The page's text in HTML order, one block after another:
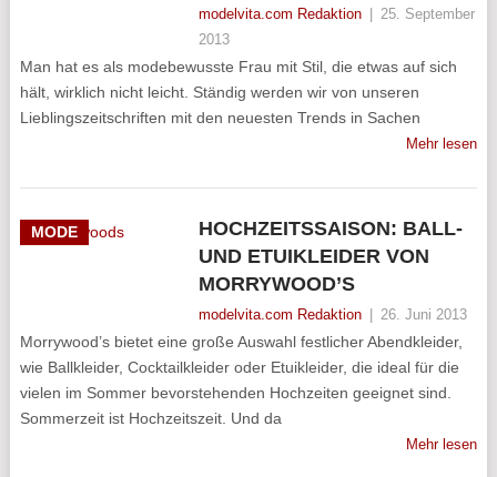
modelvita.com Redaktion
25. September
2013
Man hat es als modebewusste Frau mit Stil, die etwas auf sich
hält, wirklich nicht leicht. Ständig werden wir von unseren
Lieblingszeitschriften mit den neuesten Trends in Sachen
Mehr lesen
MODE
HOCHZEITSSAISON: BALL-
UND ETUIKLEIDER VON
MORRYWOOD’S
modelvita.com Redaktion 26. Juni 2013
Morrywood’s bietet eine große Auswahl festlicher Abendkleider,
wie Ballkleider, Cocktailkleider oder Etuikleider, die ideal für die
vielen im Sommer bevorstehenden Hochzeiten geeignet sind.
Sommerzeit ist Hochzeitszeit. Und da
Mehr lesen